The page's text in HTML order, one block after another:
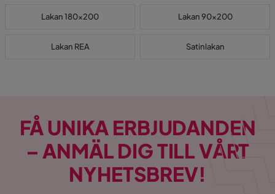
Lakan 180x200 Lakan 90x200
Lakan REA Satinlakan
FÅ UNIKA ERBJUDANDEN
– ANMÄL DIG TILL VÅRT
NYHETSBREV!